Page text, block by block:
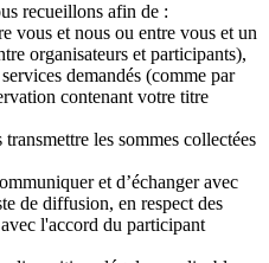
recueillons afin de :
vous et nous ou entre vous et un
organisateurs et participants),
demandés (comme par
contenant votre titre
les sommes collectées
et d’échanger avec
de diffusion, en respect des
l'accord du participant